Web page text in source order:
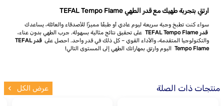
ارتقِ بتجربة طهيك مع قدر الطهي TEFAL Tempo Flame
سواء كنت تطبخ وجبة سريعة ليوم عادي أو طبقًا مميزًا للأصدقاء والعائلة، يساعدك
قدر TEFAL Tempo Flame
على تحقيق نتائج مثالية بسهولة. جرب الطهي بدون عناء،
والتكنولوجيا المتقدمة، والأداء القوي – كل ذلك في قدر واحد. احصل على
قدر TEFAL
Tempo Flame
اليوم وارتقِ بمهاراتك الطهي إلى المستوى التالي!
منتجات ذات الصلة عرض الكل